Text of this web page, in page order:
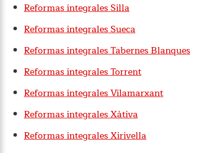
Reformas integrales Silla
Reformas integrales Sueca
Reformas integrales Tabernes Blanques
Reformas integrales Torrent
Reformas integrales Vilamarxant
Reformas integrales Xàtiva
Reformas integrales Xirivella